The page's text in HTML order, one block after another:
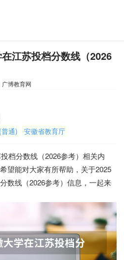
江苏投档分数线（2026
广博教育网
通) 安徽省教育厅
档分数线（2026参考）相关内
望能对大家有所帮助，关于2025
数线（2026参考）信息，一起来